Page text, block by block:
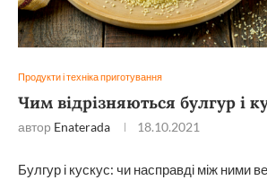
Продукти і техніка приготування
Чим відрізняються булгур і
автор Enaterada 18.10.2021
Булгур і кускус: чи насправді між ними